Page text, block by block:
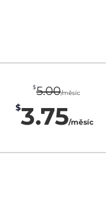
$5.00/měsíc
$3.75/měsíc